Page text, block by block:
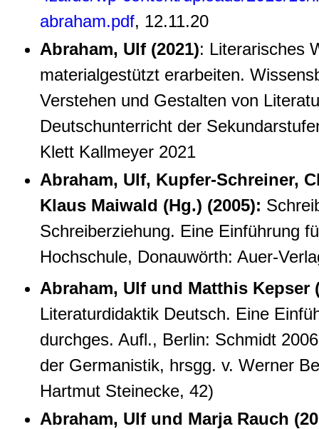
abraham.pdf, 12.11.20
Abraham, Ulf (2021): Literarisches
materialgestützt erarbeiten.
Verstehen und Gestalten von
Deutschunterricht der
Klett Kallmeyer 2021
Abraham, Ulf, Kupfer-Schreiner,
Klaus Maiwald (Hg.) (2005):
Schreiberziehung. Eine Einführung
Hochschule, Donauwörth: Auer-
Abraham, Ulf und Matthis Kepser
Literaturdidaktik Deutsch. Eine
durchges. Aufl., Berlin: Schmidt
der Germanistik, hrsgg. v. Werner
Hartmut Steinecke, 42)
Abraham, Ulf und Marja Rauch